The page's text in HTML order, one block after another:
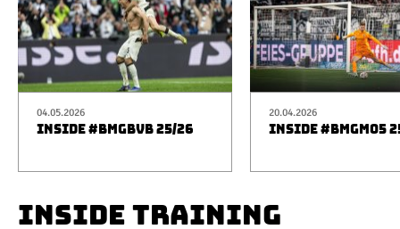
04.05.2026
INSIDE #BMGBVB 25/26
20.04.2026
INSIDE #BMGM05
INSIDE TRAINING